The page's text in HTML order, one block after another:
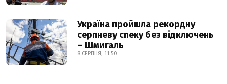
Україна пройшла рекордну
серпневу спеку без відключень
– Шмигаль
8 СЕРПНЯ, 11:50